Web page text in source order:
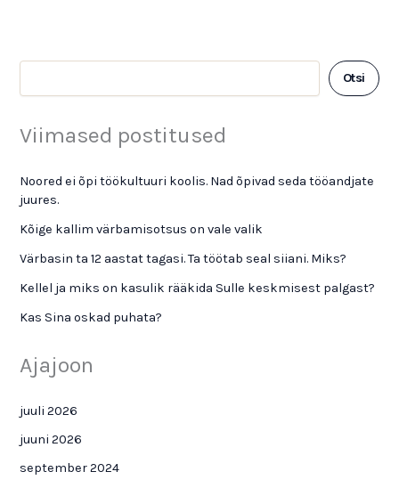
Otsi
Viimased postitused
Noored ei õpi töökultuuri koolis. Nad õpivad seda tööandjate
juures.
Kõige kallim värbamisotsus on vale valik
Värbasin ta 12 aastat tagasi. Ta töötab seal siiani. Miks?
Kellel ja miks on kasulik rääkida Sulle keskmisest palgast?
Kas Sina oskad puhata?
Ajajoon
juuli 2026
juuni 2026
september 2024